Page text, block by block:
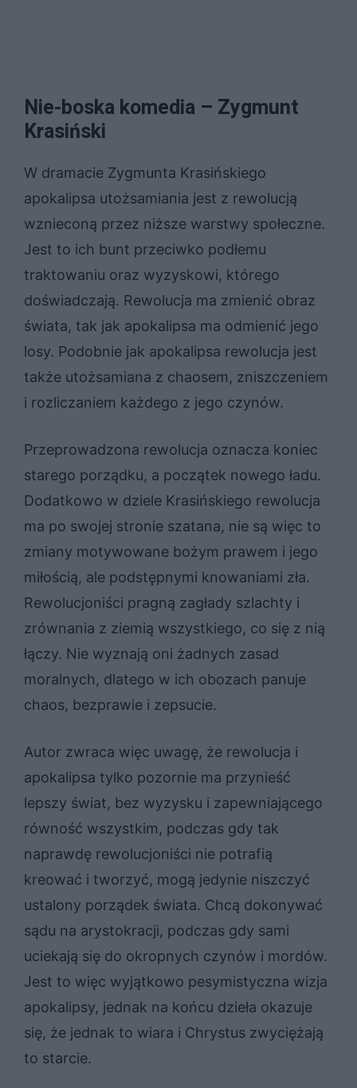
Nie-boska komedia – Zygmunt
Krasiński
W dramacie Zygmunta Krasińskiego
apokalipsa utożsamiania jest z rewolucją
wznieconą przez niższe warstwy społeczne.
Jest to ich bunt przeciwko podłemu
traktowaniu oraz wyzyskowi, którego
doświadczają. Rewolucja ma zmienić obraz
świata, tak jak apokalipsa ma odmienić jego
losy. Podobnie jak apokalipsa rewolucja jest
także utożsamiana z chaosem, zniszczeniem
i rozliczaniem każdego z jego czynów.
Przeprowadzona rewolucja oznacza koniec
starego porządku, a początek nowego ładu.
Dodatkowo w dziele Krasińskiego rewolucja
ma po swojej stronie szatana, nie są więc to
zmiany motywowane bożym prawem i jego
miłością, ale podstępnymi knowaniami zła.
Rewolucjoniści pragną zagłady szlachty i
zrównania z ziemią wszystkiego, co się z nią
łączy. Nie wyznają oni żadnych zasad
moralnych, dlatego w ich obozach panuje
chaos, bezprawie i zepsucie.
Autor zwraca więc uwagę, że rewolucja i
apokalipsa tylko pozornie ma przynieść
lepszy świat, bez wyzysku i zapewniającego
równość wszystkim, podczas gdy tak
naprawdę rewolucjoniści nie potrafią
kreować i tworzyć, mogą jedynie niszczyć
ustalony porządek świata. Chcą dokonywać
sądu na arystokracji, podczas gdy sami
uciekają się do okropnych czynów i mordów.
Jest to więc wyjątkowo pesymistyczna wizja
apokalipsy, jednak na końcu dzieła okazuje
się, że jednak to wiara i Chrystus zwyciężają
to starcie.